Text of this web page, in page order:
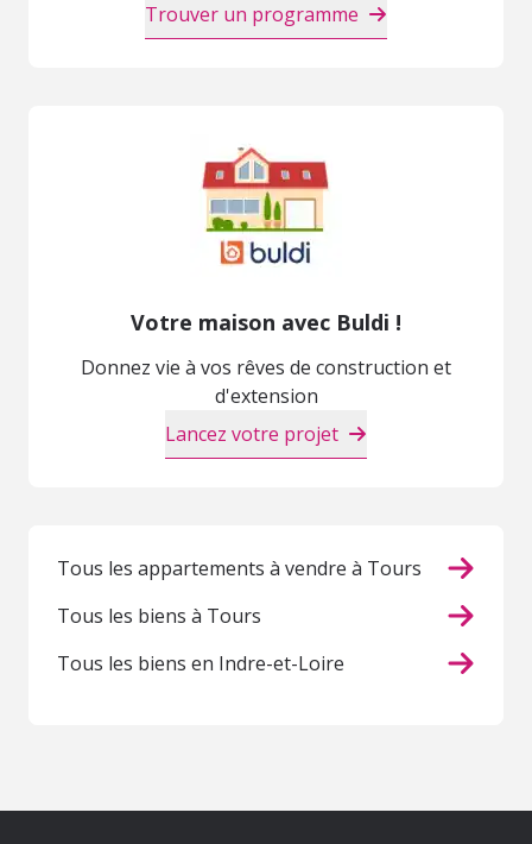
Trouver un programme
Votre maison avec Buldi !
Donnez vie à vos rêves de construction et
d'extension
Lancez votre projet
Tous les appartements à vendre à Tours
Tous les biens à Tours
Tous les biens en Indre-et-Loire